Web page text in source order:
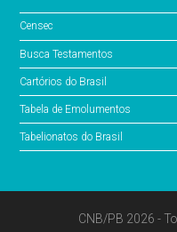
Censec
Busca Testamentos
Cartórios do Brasil
Tabela de Emolumentos
Tabelionatos do Brasil
CNB/PB 2026 -